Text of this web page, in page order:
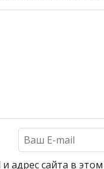
адрес сайта в